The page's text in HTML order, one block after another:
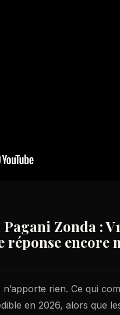
Zonda :
réponse encore
rien. Ce qui
en 2026, alors que